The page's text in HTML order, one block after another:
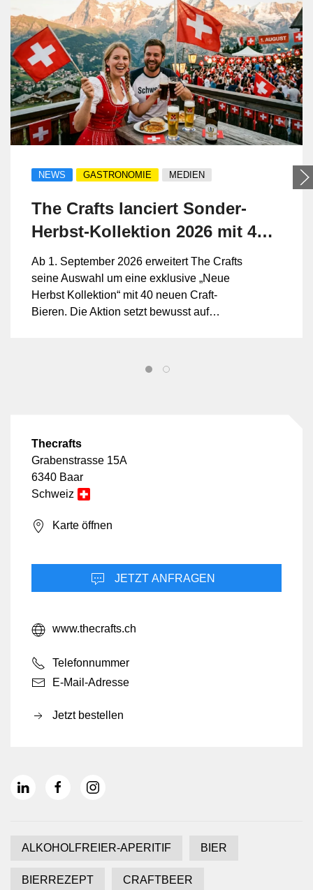
NEWS GASTRONOMIE MEDIEN
The Crafts lanciert Sonder-
Herbst-Kollektion 2026 mit 40
neuen Craft-Bieren
Ab 1. September 2026 erweitert The Crafts
seine Auswahl um eine exklusive „Neue
Herbst Kollektion“ mit 40 neuen Craft-
Bieren. Die Aktion setzt bewusst auf
Thecrafts
Grabenstrasse 15A
6340 Baar
Schweiz
Karte öffnen
JETZT ANFRAGEN
www.thecrafts.ch
Telefonnummer
E-Mail-Adresse
Jetzt bestellen
ALKOHOLFREIER-APERITIF BIER
BIERREZEPT CRAFTBEER